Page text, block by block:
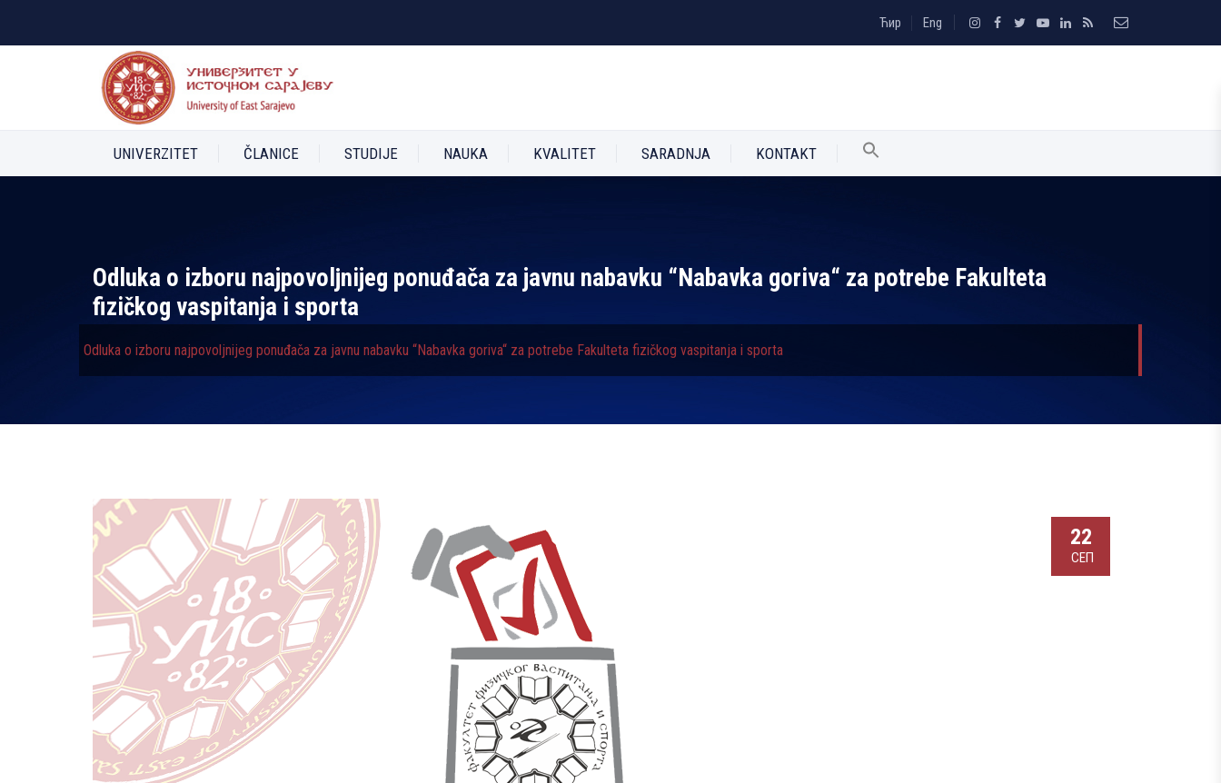
Ћир Eng
UNIVERZITET ČLANICE STUDIJE NAUKA KVALITET SARADNJA KONTAKT
Odluka o izboru najpovolјnijeg ponuđača za javnu nabavku “Nabavka goriva“ za potrebe Fakulteta
fizičkog vaspitanja i sporta
Odluka o izboru najpovolјnijeg ponuđača za javnu nabavku “Nabavka goriva“ za potrebe Fakulteta fizičkog vaspitanja i sporta
22
СЕП